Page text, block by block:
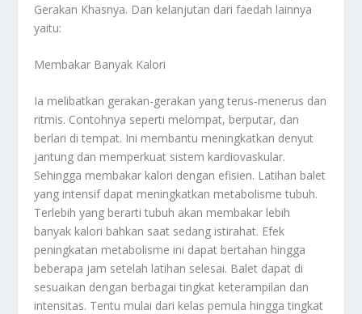
Gerakan Khasnya. Dan kelanjutan dari faedah lainnya
yaitu:
Membakar Banyak Kalori
Ia melibatkan gerakan-gerakan yang terus-menerus dan
ritmis. Contohnya seperti melompat, berputar, dan
berlari di tempat. Ini membantu meningkatkan denyut
jantung dan memperkuat sistem kardiovaskular.
Sehingga membakar kalori dengan efisien. Latihan balet
yang intensif dapat meningkatkan metabolisme tubuh.
Terlebih yang berarti tubuh akan membakar lebih
banyak kalori bahkan saat sedang istirahat. Efek
peningkatan metabolisme ini dapat bertahan hingga
beberapa jam setelah latihan selesai. Balet dapat di
sesuaikan dengan berbagai tingkat keterampilan dan
intensitas. Tentu mulai dari kelas pemula hingga tingkat